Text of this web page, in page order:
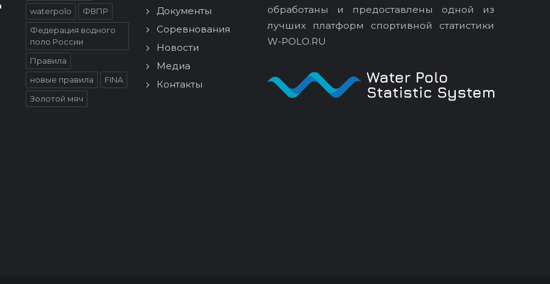
waterpolo
ФВПР
Федерация водного
поло России
Правила
новые правила
FINA
Золотой мяч
Документы
Соревнования
Новости
Медиа
Контакты
обработаны и предоставлены одной из
лучших платформ спортивной статистики
W-POLO.RU